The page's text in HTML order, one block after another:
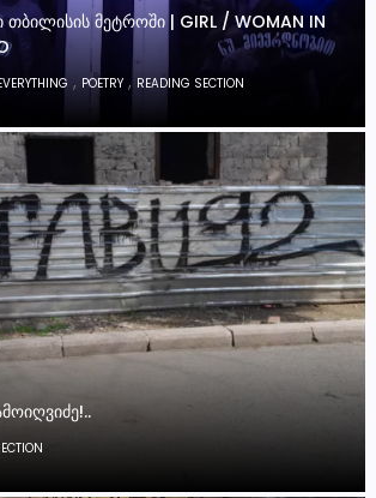
ᲛᲔᲢᲠᲝᲨᲘ | GIRL / WOMAN IN
, POETRY , READING SECTION